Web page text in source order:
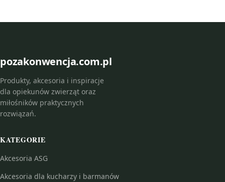
pozakonwencja.com.pl
Produkty, akcesoria i inspiracje
dla opiekunów zwierząt oraz
miłośników praktycznych
rozwiązań.
KATEGORIE
Akcesoria ASG
Akcesoria dla kucharzy i barmanów